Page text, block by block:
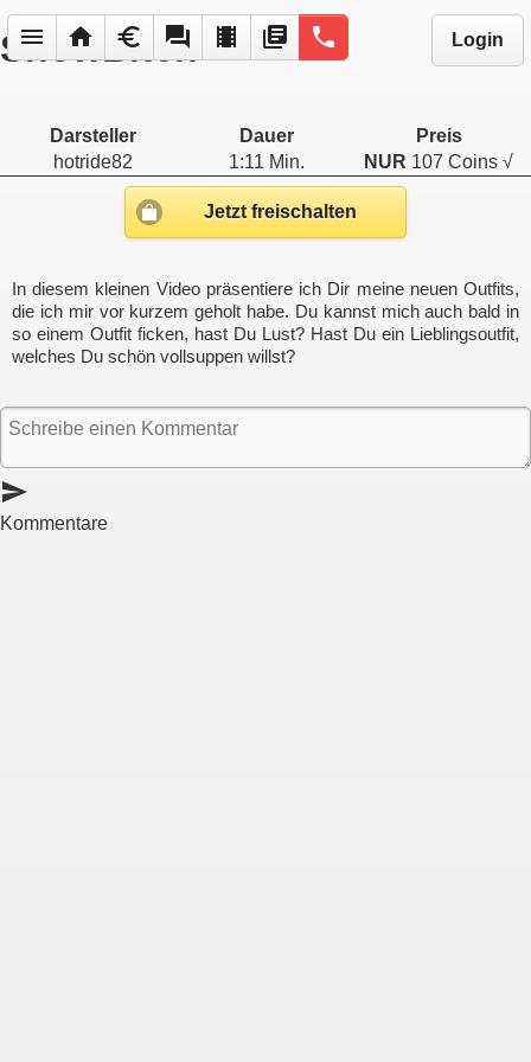
menu home euro forum local_movies library_books phone Login
ShowBitch
Darsteller Dauer
Preis
hotride82
1:11 Min. NUR 107 Coins √
Jetzt freischalten
In diesem kleinen Video präsentiere ich Dir meine neuen Outfits,
die ich mir vor kurzem geholt habe. Du kannst mich auch bald in
so einem Outfit ficken, hast Du Lust? Hast Du ein Lieblingsoutfit,
welches Du schön vollsuppen willst?
send
Kommentare